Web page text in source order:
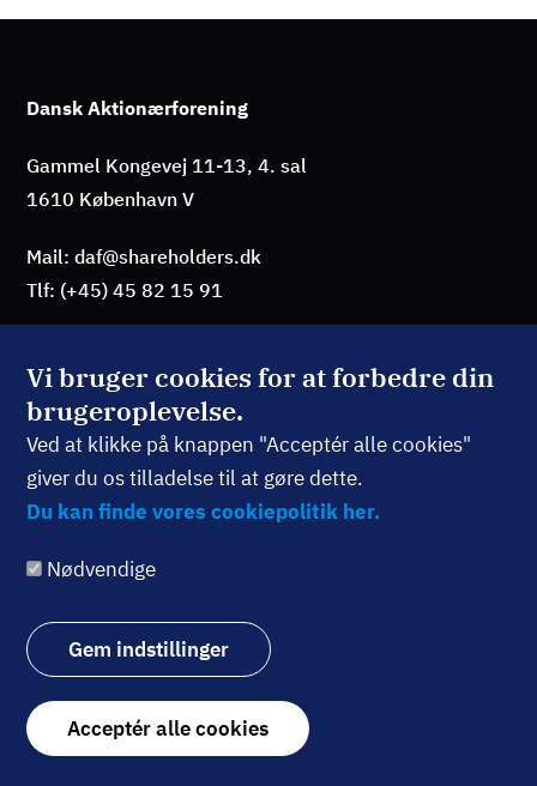
Vi bruger cookies for at forbedre din
brugeroplevelse.
Ved at klikke på knappen "Acceptér alle cookies"
giver du os tilladelse til at gøre dette.
Du kan finde vores cookiepolitik her.
Nødvendige
Gem indstillinger
Acceptér alle cookies
Dansk Aktionærforening
Gammel Kongevej 11-13, 4. sal
1610 København V
Mail: daf@shareholders.dk
Tlf: (+45) 45 82 15 91
BLIV MEDLEM
TILMELD NYHEDSBREV
© Dansk Aktionærforening 2026